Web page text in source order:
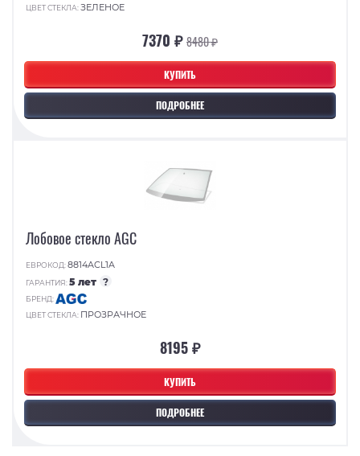
КУПИТЬ
ПОДРОБНЕЕ
ЦВЕТ СТЕКЛА:ЗЕЛЕНОЕ
7370 ₽8480 ₽
КУПИТЬ
ПОДРОБНЕЕ
Лобовое стекло AGC
ЕВРОКОД:8814ACL1A
ГАРАНТИЯ:5 лет ?
БРЕНД:
ЦВЕТ СТЕКЛА: ПРОЗРАЧНОЕ
8195 ₽